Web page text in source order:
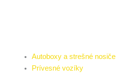
Autoboxy a strešné nosiče
Prívesné vozíky